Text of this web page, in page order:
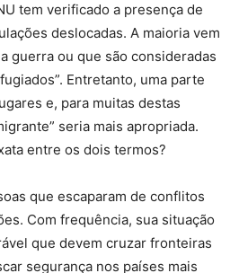
tem verificado a presença de
deslocadas. A maioria vem
guerra ou que são consideradas
Entretanto, uma parte
e, para muitas destas
seria mais apropriada.
entre os dois termos?
que escaparam de conflitos
Com frequência, sua situação
que devem cruzar fronteiras
segurança nos países mais